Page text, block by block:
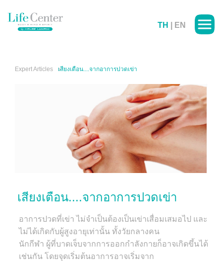
TH EN
Expert Articles เสียงเตือน....จากอาการปวดเข่า
เสียงเตือน....จากอาการปวดเข่า
อาการปวดที่เข่า ไม่จำเป็นต้องเป็นเข่าเสื่อมเสมอไป และ
ไม่ได้เกิดกับผู้สูงอายุเท่านั้น ทั้งวัยกลางคน
นักกีฬา ผู้ที่บาดเจ็บจากการออกกำลังกายก็อาจเกิดขึ้นได้
เช่นกัน โดยจุดเริ่มต้นอาการอาจเริ่มจาก